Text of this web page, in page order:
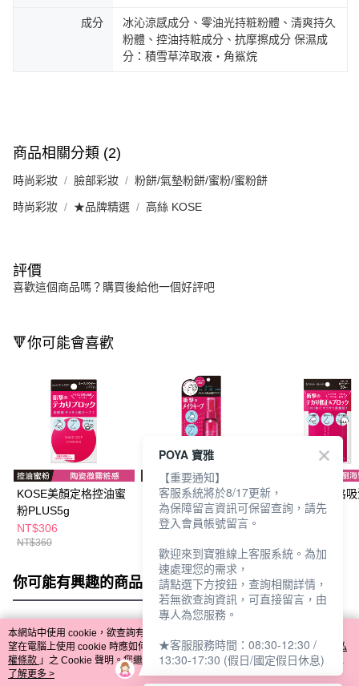
成分
冰沁涼感成分、零油光持粧粉體、清爽持久
粉體、控油持粧成分、抗摩擦成分 保濕成
分：積雪草淬取液‧角鯊烷
商品相關分類 (2)
時尚彩妝 臉部彩妝 粉餅/氣墊粉餅/蜜粉/蜜粉餅
時尚彩妝 ★品牌精選 高絲 KOSE
評價
喜歡這個商品嗎？購買後給他一個好評吧
🔻你可能會喜歡
KOSE美顏定格控油蜜
粉PLUS5g
NT$306
NT$360
KOSE美顏定格持粧噴
霧PLUS80ml
NT$360
KOSE美顏定格
粉紙(50入)
你可能有興趣的商品 全站排行
熱門標籤
本網站中使用 cookie，欲查詢有關本網站使用 cookie 方式之詳情，及若您不希
望在電腦上使用 cookie 時應如何變更電腦的 cookie 設定，請參閱本網站「
隱私
權條款 」之 Cookie 聲明。您繼續使用本網站即表示您同意本公司得按本網站使
用條款之 Cookie 聲明使用 cookie。
了解更多 >
POYA 寶雅
【重要通知】
客服系統將於8/17更新，
為保障留言資訊可保留查詢，請先
登入會員帳號留言。
歡迎來到寶雅線上客服系統。為加
速處理您的需求，
請點選下方按鈕，查詢相關詳情，
若無欲查詢資訊，可直接留言，由
專人為您服務。
★客服服務時間：08:30-12:30 /
13:30-17:30 (假日/國定假日休息)